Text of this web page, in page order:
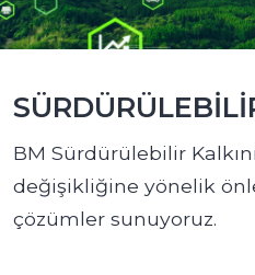
BM Sürdürülebilir
değişikliğine yönelik
çözümler sunuyoruz.